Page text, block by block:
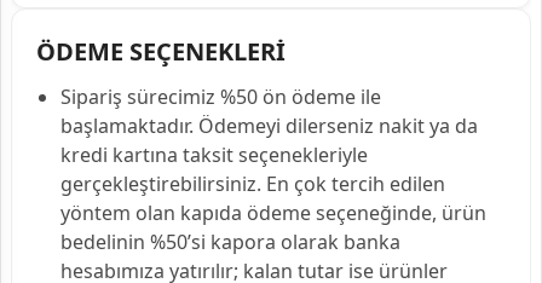
ÖDEME SEÇENEKLERİ
Sipariş sürecimiz %50 ön ödeme ile
başlamaktadır. Ödemeyi dilerseniz nakit ya da
kredi kartına taksit seçenekleriyle
gerçekleştirebilirsiniz. En çok tercih edilen
yöntem olan kapıda ödeme seçeneğinde, ürün
bedelinin %50’si kapora olarak banka
hesabımıza yatırılır; kalan tutar ise ürünler